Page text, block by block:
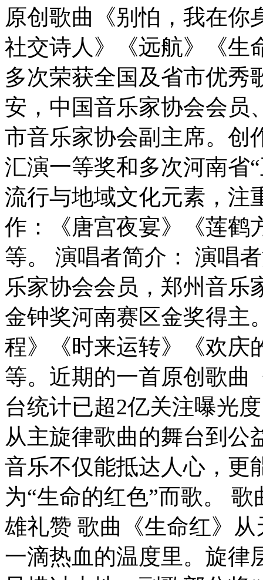
原创歌曲《别怕，我在你
社交诗人》《远航》《生
多次荣获全国及省市优秀
安，中国音乐家协会会员
市音乐家协会副主席。创
汇演一等奖和多次河南省
流行与地域文化元素，注
作：《唐宫夜宴》《莲鹤
等。 演唱者简介： 演唱
乐家协会会员，郑州音乐
金钟奖河南赛区金奖得主
程》《时来运转》《欢庆
等。近期的一首原创歌曲
台统计已超2亿关注曝光
从主旋律歌曲的舞台到公
音乐不仅能抵达人心，更
为“生命的红色”而歌。
雄礼赞 歌曲《生命红》
一滴热血的温度里。旋律